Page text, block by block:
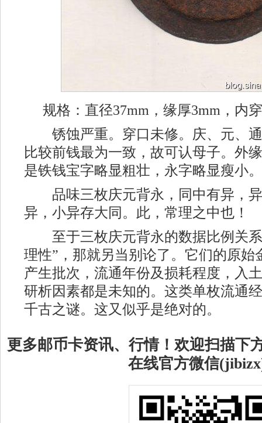
规格：直径37mm，缘厚3mm，内
锈蚀严重。穿口未修。庆、元、通
比较前钱最为一致，故可认母子。外
是铁钱宝字略显粗壮，永字略显瘦小。
品味三枚庆元背永，同中有异，异
异，小异存大同。此，常理之中也！
至于三枚庆元背永的数据比例关系
理性”，那就另当别论了。它们的原始
产生批次，流通年份及损耗程度，入
研析因素都是未知的。这类单枚流通
千古之谜。这又似乎是绝对的。
更多邮币卡资讯、行情！欢迎扫描下
在线官方微信